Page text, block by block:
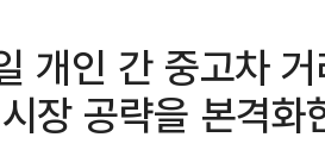
개인 간 중고차 거
장 공략을 본격화